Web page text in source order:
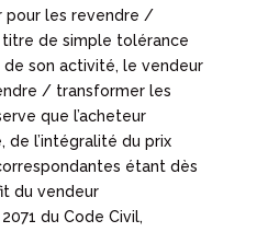
pour les revendre /
de simple tolérance
son activité, le vendeur
/ transformer les
que l’acheteur
de l’intégralité du prix
étant dès
du vendeur
du Code Civil,